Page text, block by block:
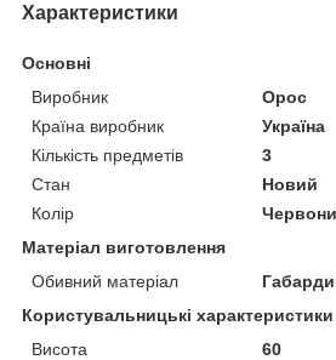
Характеристики
Основні
Виробник
Орос
Країна виробник
Україна
Кількість предметів
3
Стан
Новий
Колір
Матеріал виготовлення
Обивний матеріал
Користувальницькі характеристики
Висота
60